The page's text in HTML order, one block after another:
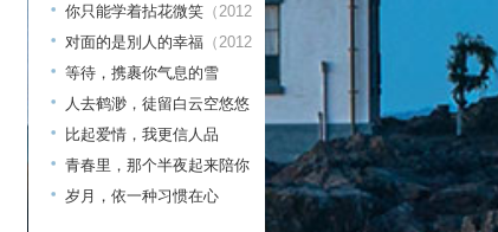
年11月日）
你只能学着拈花微笑 （2012
年11月日）
对面的是別人的幸福 （2012
年11月日）
等待，携裹你气息的雪
（2012年12月日）
人去鹤渺，徒留白云空悠悠
（2012年12月日）
比起爱情，我更信人品
（2012年12月日）
青春里，那个半夜起来陪你
聊天的人（2012年12月日）
岁月，依一种习惯在心